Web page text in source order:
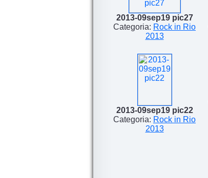
2013-09sep19 pic27
Categoria: Rock in Rio
2013
2013-09sep19 pic22
Categoria: Rock in Rio
2013